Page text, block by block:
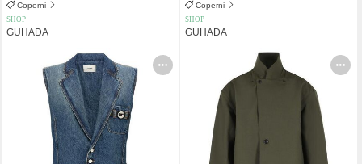
Coperni
SHOP
GUHADA
Coperni
SHOP
GUHADA